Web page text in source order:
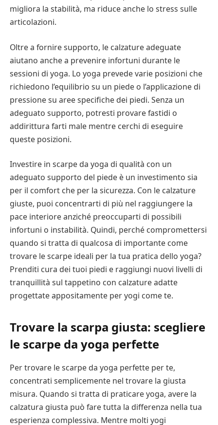
migliora la stabilità, ma riduce anche lo stress sulle
articolazioni.
Oltre a fornire supporto, le calzature adeguate
aiutano anche a prevenire infortuni durante le
sessioni di yoga. Lo yoga prevede varie posizioni che
richiedono l’equilibrio su un piede o l’applicazione di
pressione su aree specifiche dei piedi. Senza un
adeguato supporto, potresti provare fastidi o
addirittura farti male mentre cerchi di eseguire
queste posizioni.
Investire in scarpe da yoga di qualità con un
adeguato supporto del piede è un investimento sia
per il comfort che per la sicurezza. Con le calzature
giuste, puoi concentrarti di più nel raggiungere la
pace interiore anziché preoccuparti di possibili
infortuni o instabilità. Quindi, perché compromettersi
quando si tratta di qualcosa di importante come
trovare le scarpe ideali per la tua pratica dello yoga?
Prenditi cura dei tuoi piedi e raggiungi nuovi livelli di
tranquillità sul tappetino con calzature adatte
progettate appositamente per yogi come te.
Trovare la scarpa giusta: scegliere
le scarpe da yoga perfette
Per trovare le scarpe da yoga perfette per te,
concentrati semplicemente nel trovare la giusta
misura. Quando si tratta di praticare yoga, avere la
calzatura giusta può fare tutta la differenza nella tua
esperienza complessiva. Mentre molti yogi